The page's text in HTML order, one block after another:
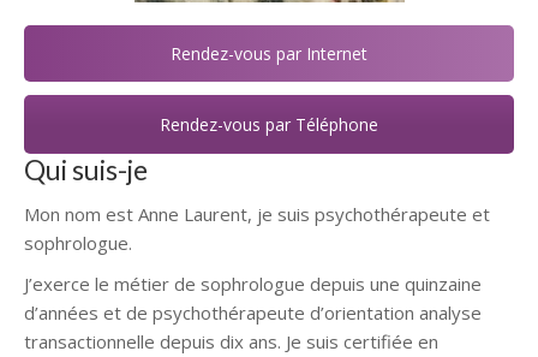
Qui suis-je
Mon nom est Anne Laurent, je suis psychothérapeute et
sophrologue.
J’exerce le métier de sophrologue depuis une quinzaine
d’années et de psychothérapeute d’orientation analyse
transactionnelle depuis dix ans. Je suis certifiée en
Rendez-vous par Internet
Rendez-vous par Téléphone